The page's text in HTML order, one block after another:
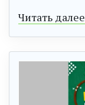
Читать далее